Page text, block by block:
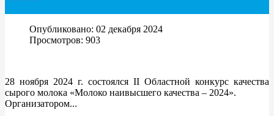
Опубликовано: 02 декабря 2024
Просмотров: 903
28 ноября 2024 г. состоялся II Областной конкурс качества
сырого молока «Молоко наивысшего качества – 2024».
Организатором...